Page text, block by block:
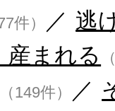
件） ／ 逃
産まれる
（149件） ／